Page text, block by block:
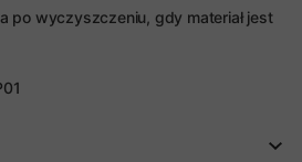
po wyczyszczeniu, gdy materiał jest